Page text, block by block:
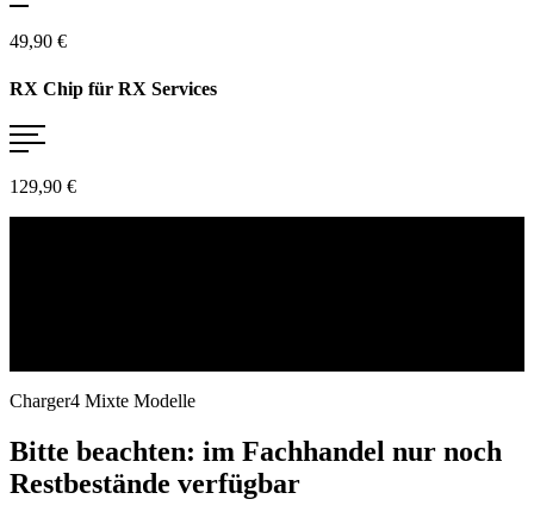
49,90 €
RX Chip für RX Services
129,90 €
Charger4 Mixte Modelle
Bitte beachten: im Fachhandel nur noch
Restbestände verfügbar